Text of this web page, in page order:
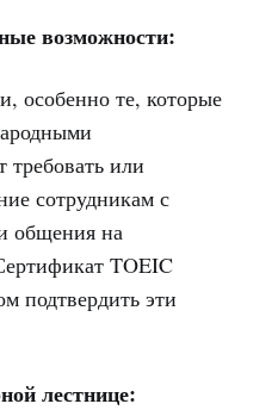
возможности:
особенно те, которые
или
сотрудникам с
общения на
TOEIC
подтвердить эти
лестнице: